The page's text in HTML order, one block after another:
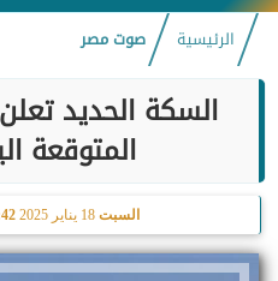
الرئيسية صوت مصر
السكة الحديد
المتوقعة
السبت